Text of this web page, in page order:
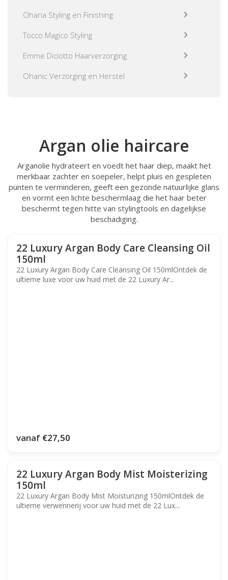
Ohana Styling en Finishing
Tocco Magico Styling
Emme Diciotto Haarverzorging
Ohanic Verzorging en Herstel
Argan olie haircare
Arganolie hydrateert en voedt het haar diep, maakt het
merkbaar zachter en soepeler, helpt pluis en gespleten
punten te verminderen, geeft een gezonde natuurlijke glans
en vormt een lichte beschermlaag die het haar beter
beschermt tegen hitte van stylingtools en dagelijkse
beschadiging.
22 Luxury Argan Body Care Cleansing Oil
150ml
22 Luxury Argan Body Care Cleansing Oil 150mlOntdek de
ultieme luxe voor uw huid met de 22 Luxury Ar...
vanaf €27,50
22 Luxury Argan Body Mist Moisterizing
150ml
22 Luxury Argan Body Mist Moisturizing 150mlOntdek de
ultieme verwennerij voor uw huid met de 22 Lux...